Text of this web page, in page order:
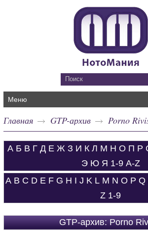
Меню
Главная GTP-архив Porno
А Б В Г Д Е Ж З И К Л М Н О П Р
Э Ю Я 1-9 A-Z
A B C D E F G H I J K L M N O P Q
Z 1-9
GTP-архив: Porno